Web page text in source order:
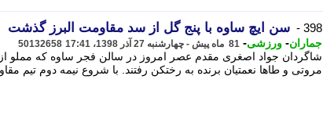
398 - سن ایچ ساوه با پنج گل از سد مقاومت البرز گذشت
جماران- ورزشی- 81 ماه پیش - چهارشنبه 27 آذر 1398، 17:41 50132658
شاگردان جواد اصغری مقدم عصر امروز در سالن فجر ساوه که مملو
مروتی و طاها نعمتیان برنده به رختکن رفتند. با شروع نیمه دوم تیم